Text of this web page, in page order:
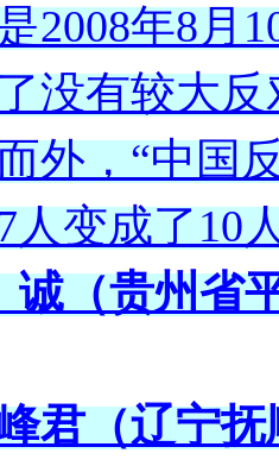
年8月
没有较大
外，“中国
人变成了10
（贵州省
（辽宁抚